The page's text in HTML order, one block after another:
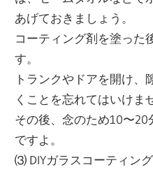
あげておきましょう。
コーティング剤を塗った
す。
トランクやドアを開け、
くことを忘れてはいけま
その後、念のため10〜
ですよ。
⑶ DIYガラスコーティン